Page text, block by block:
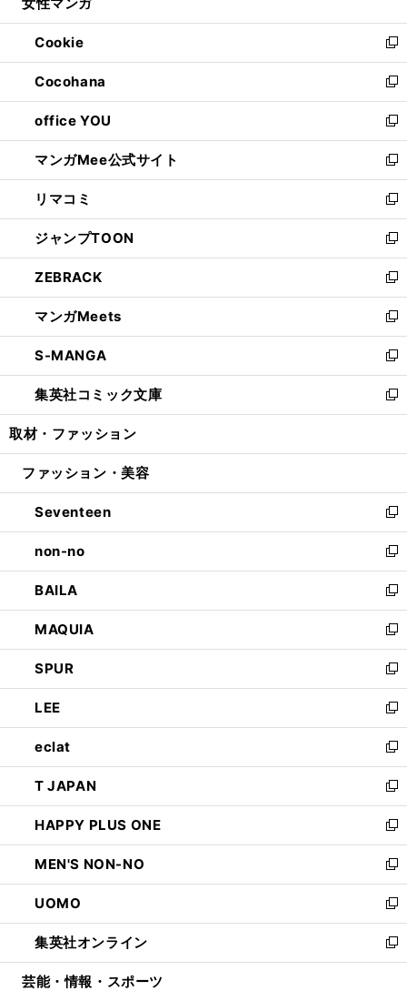
開
く
ウ
で
開
く
ン
ド
ウ
で
開
く
ウ
ィ
ン
ド
ウ
で
開
く
Cookie
新
し
い
ウ
ィ
ン
ド
ウ
で
開
く
Cocohana
新
し
い
ウ
ィ
ン
ド
ウ
で
開
く
office YOU
新
し
い
ウ
ィ
ン
ド
ウ
で
開
く
マンガMee公式サイト
新
し
い
ウ
ィ
ン
ド
ウ
で
開
く
リマコミ
新
し
い
ウ
ィ
ン
ド
ウ
で
開
く
ジャンプTOON
新
し
い
ウ
ィ
ン
ド
ウ
で
開
ZEBRACK
新
し
い
ウ
ィ
ン
ド
ウ
開
マンガMeets
新
し
い
ウ
ィ
ン
ウ
開
く
S-MANGA
新
し
い
ウ
ン
ウ
で
開
く
集英社コミック文庫
新
し
ウ
ン
ド
ウ
で
開
く
取材・ファッション
ファッション・美容
Seventeen
新
し
い
ウ
ィ
ン
ド
ウ
で
開
く
non-no
新
し
い
ウ
ィ
ン
ド
ウ
で
開
く
BAILA
新
し
い
ウ
ィ
ン
ド
ウ
で
開
く
MAQUIA
新
し
い
ウ
ィ
ン
ド
ウ
で
開
く
SPUR
新
し
い
ウ
ィ
ン
ド
ウ
で
開
く
LEE
新
し
い
ウ
ィ
ン
ド
ウ
で
開
く
eclat
新
し
い
ウ
ィ
ン
ド
ウ
で
開
く
T JAPAN
新
し
い
ウ
ィ
ン
ド
ウ
で
開
HAPPY PLUS ONE
新
し
い
ウ
ィ
ン
ド
ウ
MEN'S NON-NO
新
し
い
ウ
ィ
ン
UOMO
新
し
い
ウ
集英社オンライン
新
し
芸能・情報・スポーツ